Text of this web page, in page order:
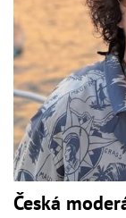
Česká